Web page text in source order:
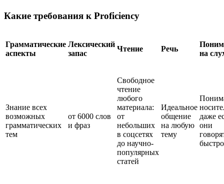
Какие требования к Proficiency
Грамматические
аспекты
Лексический
запас
Чтение Речь
на
Знание всех
возможных
грамматических
тем
от 6000 слов
и фраз
Свободное
чтение
любого
материала:
от
небольших
в соцсетях
до научно-
популярных
статей
Идеальное
общение
на любую
тему
даже
они